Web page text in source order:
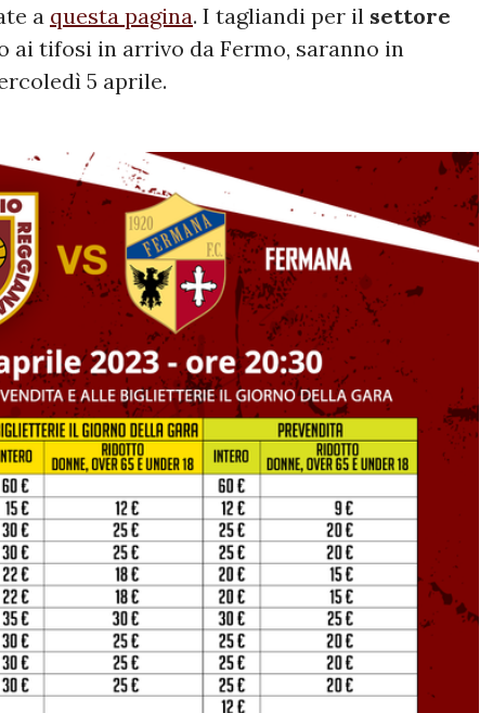
a questa pagina. I tagliandi per il settore
ai tifosi in arrivo da Fermo, saranno in
5 aprile.